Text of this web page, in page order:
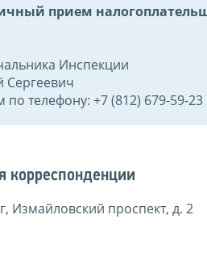
прием
Инспекции
Сергеевич
телефону: +7 (812) 679-59-23
корреспонденции
Измайловский проспект, д. 2